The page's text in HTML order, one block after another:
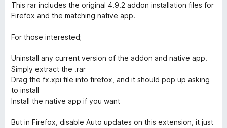
This rar includes the original 4.9.2 addon installation files for
Firefox and the matching native app.
For those interested;
Uninstall any current version of the addon and native app.
Simply extract the .rar
Drag the fx.xpi file into firefox, and it should pop up asking
to install
Install the native app if you want
But in Firefox, disable Auto updates on this extension, it just